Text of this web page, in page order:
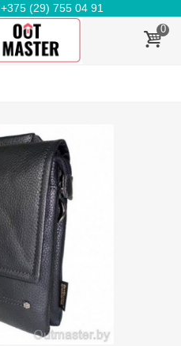
+375 (29) 755 04 91
0